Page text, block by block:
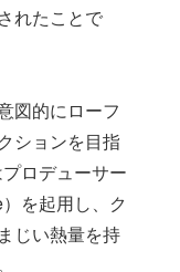
れたことで
図的にローフ
ションを目指
ロデューサー
を起用し、ク
じい熱量を持